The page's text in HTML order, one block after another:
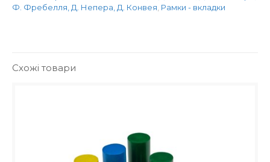
Ф. Фребелля, Д. Непера, Д. Конвея Рамки - вкладки
Схожі товари